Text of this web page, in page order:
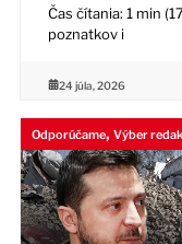
Čas čítania: 1 min
poznatkov i
24 júla, 2026
Odporúčame, Výber